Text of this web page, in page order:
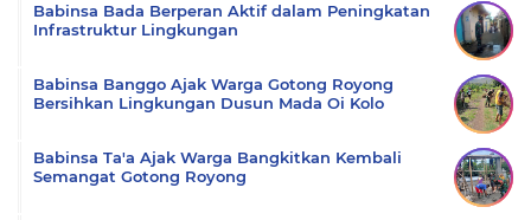
Babinsa Bada Berperan Aktif dalam Peningkatan
Infrastruktur Lingkungan
Babinsa Banggo Ajak Warga Gotong Royong
Bersihkan Lingkungan Dusun Mada Oi Kolo
Babinsa Ta'a Ajak Warga Bangkitkan Kembali
Semangat Gotong Royong